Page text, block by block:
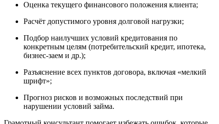
Оценка текущего финансового положения клиента;
Расчёт допустимого уровня долговой нагрузки;
Подбор наилучших условий кредитования по
конкретным целям (потребительский кредит, ипотека,
бизнес-заем и др.);
Разъяснение всех пунктов договора, включая «мелкий
шрифт»;
Прогноз рисков и возможных последствий при
нарушении условий займа.